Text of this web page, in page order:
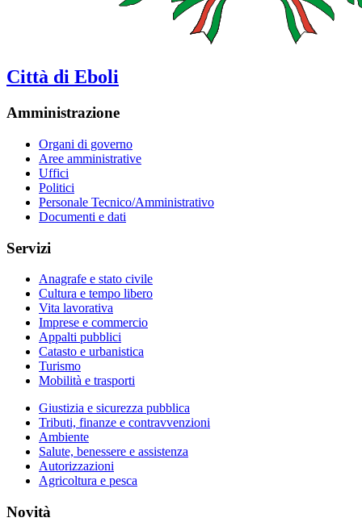
Città di Eboli
Amministrazione
Organi di governo
Aree amministrative
Uffici
Politici
Personale Tecnico/Amministrativo
Documenti e dati
Servizi
Anagrafe e stato civile
Cultura e tempo libero
Vita lavorativa
Imprese e commercio
Appalti pubblici
Catasto e urbanistica
Turismo
Mobilità e trasporti
Giustizia e sicurezza pubblica
Tributi, finanze e contravvenzioni
Ambiente
Salute, benessere e assistenza
Autorizzazioni
Agricoltura e pesca
Novità